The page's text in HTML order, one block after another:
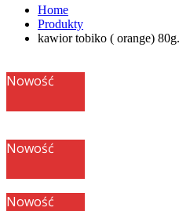
Home
Produkty
kawior tobiko ( orange) 80g.
Nowość
Nowość
Nowość